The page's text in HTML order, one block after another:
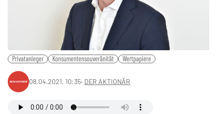
Privatanleger Konsumentensouveränität Wertpapiere
08.04.2021, 10:35‧ DER AKTIONÄR